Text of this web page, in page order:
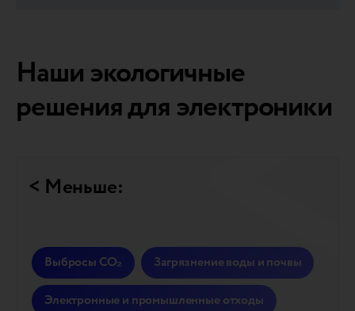
Наши экологичные
решения для электроники
< Меньше:
Выбросы CO₂ Загрязнение воды и почвы
Электронные и промышленные отходы